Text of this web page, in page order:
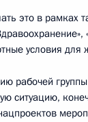
2018 года, 17:00
поручений
это в рамках
условия для
рабочей
ситуацию,